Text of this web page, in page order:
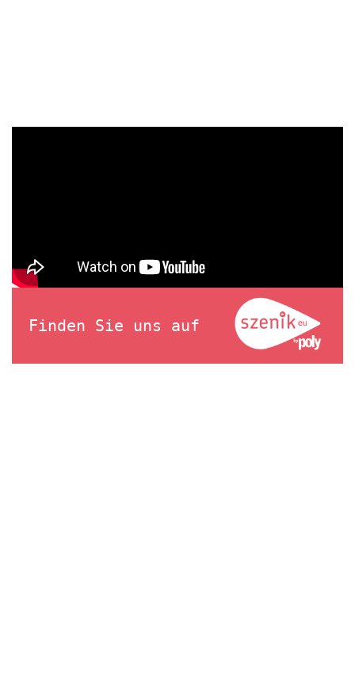
Finden Sie uns auf